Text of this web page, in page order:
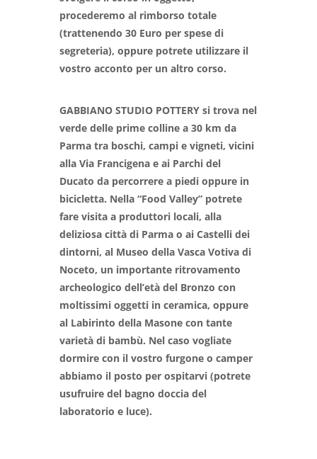
procederemo al rimborso totale
(trattenendo 30 Euro per spese di
segreteria), oppure potrete utilizzare il
vostro acconto per un altro corso.
GABBIANO STUDIO POTTERY si trova nel
verde delle prime colline a 30 km da
Parma tra boschi, campi e vigneti, vicini
alla Via Francigena e ai Parchi del
Ducato da percorrere a piedi oppure in
bicicletta. Nella “Food Valley” potrete
fare visita a produttori locali, alla
deliziosa città di Parma o ai Castelli dei
dintorni, al Museo della Vasca Votiva di
Noceto, un importante ritrovamento
archeologico dell’età del Bronzo con
moltissimi oggetti in ceramica, oppure
al Labirinto della Masone con tante
varietà di bambù. Nel caso vogliate
dormire con il vostro furgone o camper
abbiamo il posto per ospitarvi (potrete
usufruire del bagno doccia del
laboratorio e luce).